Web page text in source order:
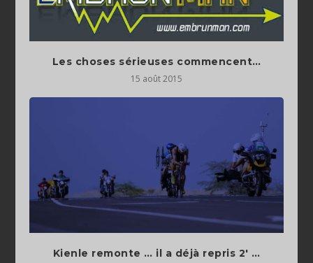
Les choses sérieuses commencent…
15 août 2015
Kienle remonte … il a déjà repris 2′ …